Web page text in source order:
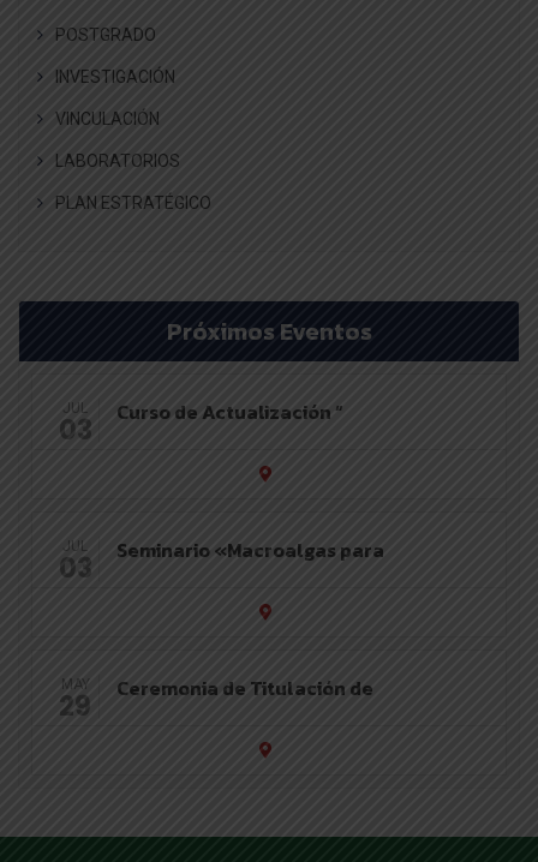
POSTGRADO
INVESTIGACIÓN
VINCULACIÓN
LABORATORIOS
PLAN ESTRATÉGICO
Próximos Eventos
JUL
03 Curso de Actualización “
JUL
03 Seminario «Macroalgas para
MAY
29 Ceremonia de Titulación de